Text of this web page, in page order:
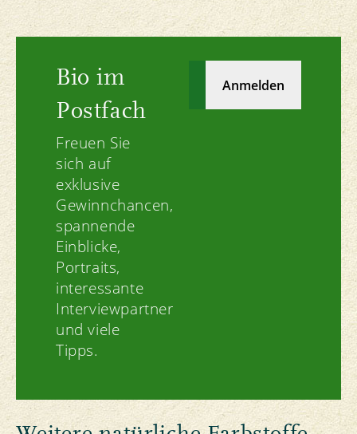
Bio im
Postfach
Freuen Sie
sich auf
exklusive
Gewinnchancen,
spannende
Einblicke,
Portraits,
interessante
Interviewpartner
und viele
Tipps.